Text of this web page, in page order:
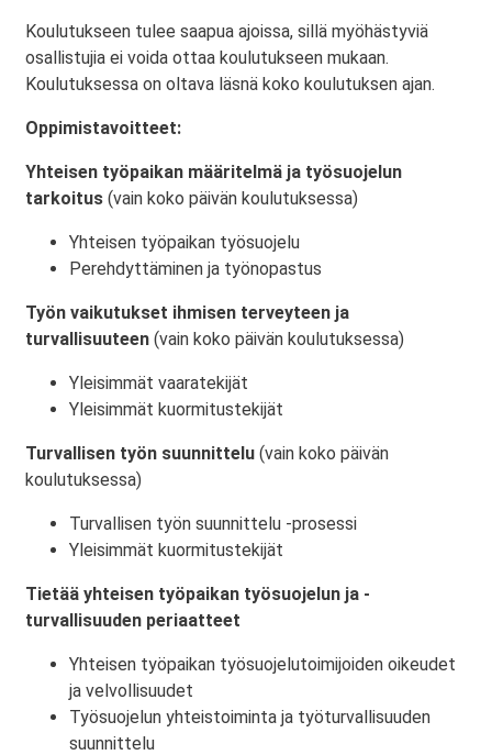
Koulutukseen tulee saapua ajoissa, sillä myöhästyviä
osallistujia ei voida ottaa koulutukseen mukaan.
Koulutuksessa on oltava läsnä koko koulutuksen ajan.
Oppimistavoitteet:
Yhteisen työpaikan määritelmä ja työsuojelun
tarkoitus (vain koko päivän koulutuksessa)
Yhteisen työpaikan työsuojelu
Perehdyttäminen ja työnopastus
Työn vaikutukset ihmisen terveyteen ja
turvallisuuteen (vain koko päivän koulutuksessa)
Yleisimmät vaaratekijät
Yleisimmät kuormitustekijät
Turvallisen työn suunnittelu (vain koko päivän
koulutuksessa)
Turvallisen työn suunnittelu -prosessi
Yleisimmät kuormitustekijät
Tietää yhteisen työpaikan työsuojelun ja -
turvallisuuden periaatteet
Yhteisen työpaikan työsuojelutoimijoiden oikeudet
ja velvollisuudet
Työsuojelun yhteistoiminta ja työturvallisuuden
suunnittelu